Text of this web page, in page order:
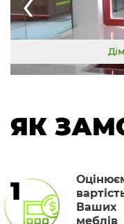
ЯК
1
Ваших
меблів